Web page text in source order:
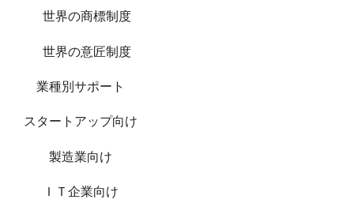
世界の商標制度
世界の意匠制度
業種別サポート
スタートアップ向け
製造業向け
ＩＴ企業向け